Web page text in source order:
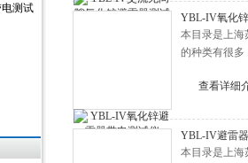
测试
YBL-IV氧化
本目录是上海
的种类有很多
查看详细
YBL-IV避雷
本目录是上海